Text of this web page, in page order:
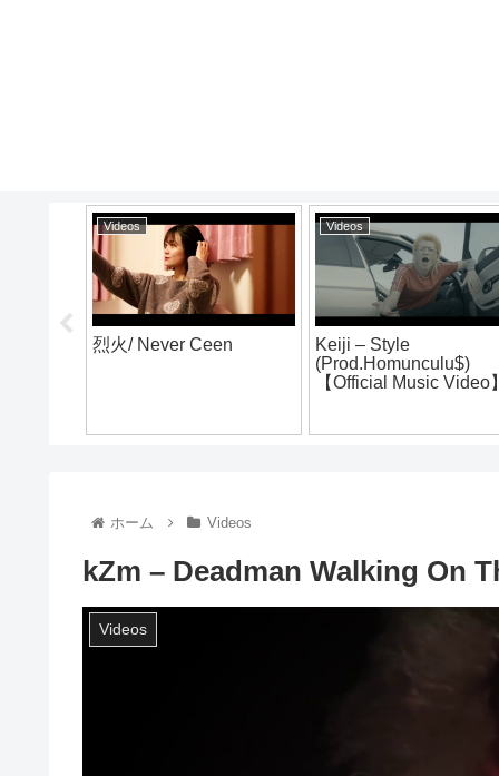
Videos
烈火/ Never Ceen
Videos
Keiji – Style
(Prod.Homunculu$)
【Official Music Video
ホーム Videos
kZm – Deadman Walking On
Videos